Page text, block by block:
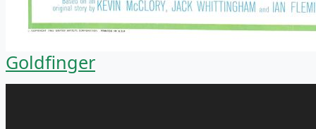
Goldfinger